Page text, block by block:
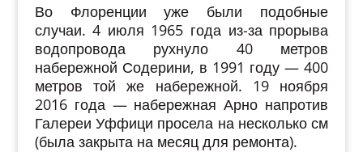
Во Флоренции уже были подобные
случаи. 4 июля 1965 года из-за прорыва
водопровода рухнуло 40 метров
набережной Содерини, в 1991 году — 400
метров той же набережной. 19 ноября
2016 года — набережная Арно напротив
Галереи Уффици просела на несколько см
(была закрыта на месяц для ремонта).